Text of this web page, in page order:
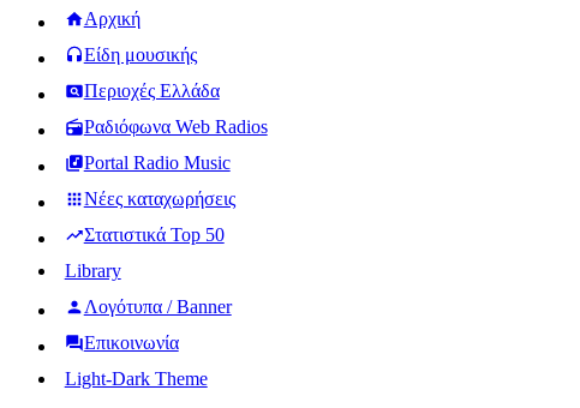
Αρχική
Είδη μουσικής
Περιοχές Ελλάδα
Ραδιόφωνα Web Radios
Portal Radio Music
Νέες καταχωρήσεις
Στατιστικά Top 50
Library
Λογότυπα / Banner
Επικοινωνία
Light-Dark Theme